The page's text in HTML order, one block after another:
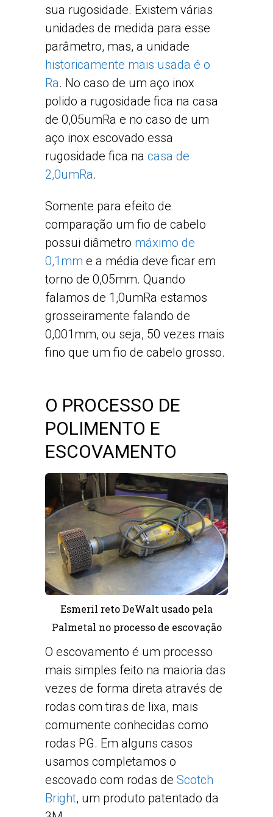
sua rugosidade. Existem várias
unidades de medida para esse
parâmetro, mas, a unidade
historicamente mais usada é o
Ra. No caso de um aço inox
polido a rugosidade fica na casa
de 0,05umRa e no caso de um
aço inox escovado essa
rugosidade fica na casa de
2,0umRa.
Somente para efeito de
comparação um fio de cabelo
possui diâmetro máximo de
0,1mm e a média deve ficar em
torno de 0,05mm. Quando
falamos de 1,0umRa estamos
grosseiramente falando de
0,001mm, ou seja, 50 vezes mais
fino que um fio de cabelo grosso.
O PROCESSO DE
POLIMENTO E
ESCOVAMENTO
Esmeril reto DeWalt usado pela
Palmetal no processo de escovação
O escovamento é um processo
mais simples feito na maioria das
vezes de forma direta através de
rodas com tiras de lixa, mais
comumente conhecidas como
rodas PG. Em alguns casos
usamos completamos o
escovado com rodas de Scotch
Bright, um produto patentado da